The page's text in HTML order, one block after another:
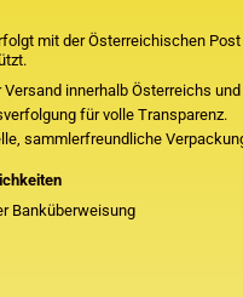
mit der Österreichischen
innerhalb Österreichs und
für volle Transparenz.
sammlerfreundliche
Banküberweisung